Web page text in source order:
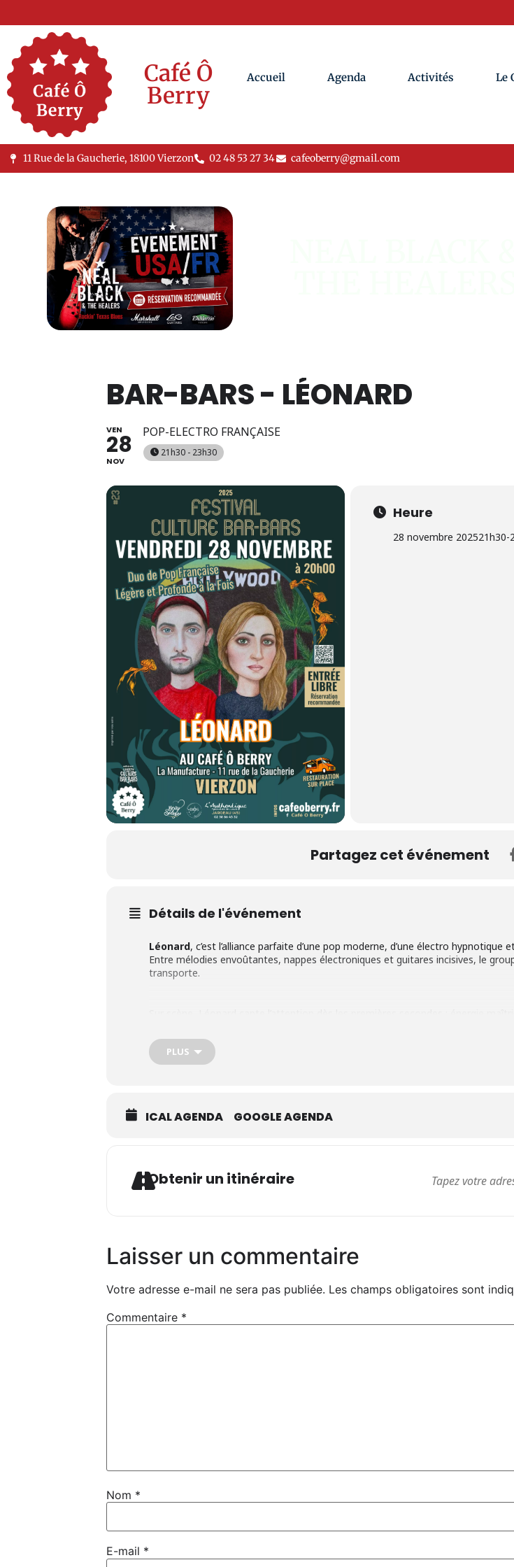
Café Ô
Berry
Accueil Agenda Activités Le
11 Rue de la Gaucherie, 18100 Vierzon 02 48 53 27 34 cafeoberry@gmail.com
BAR-BARS - LÉONARD
VEN
28
NOV
POP-ELECTRO FRANÇAISE
21h30 - 23h30
Heure
28 novembre 202521h30-
Partagez cet événement
Détails de l'événement
Léonard, c’est l’alliance parfaite d’une pop moderne, d’une électro hypnotique
Entre mélodies envoûtantes, nappes électroniques et guitares incisives, le
transporte.
PLUS
ICAL AGENDA GOOGLE AGENDA
Obtenir un itinéraire
Laisser un commentaire
Votre adresse e-mail ne sera pas publiée. Les champs obligatoires sont
Commentaire *
Nom *
E-mail *